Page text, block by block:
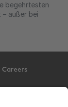
begehrtesten
außer bei
Careers